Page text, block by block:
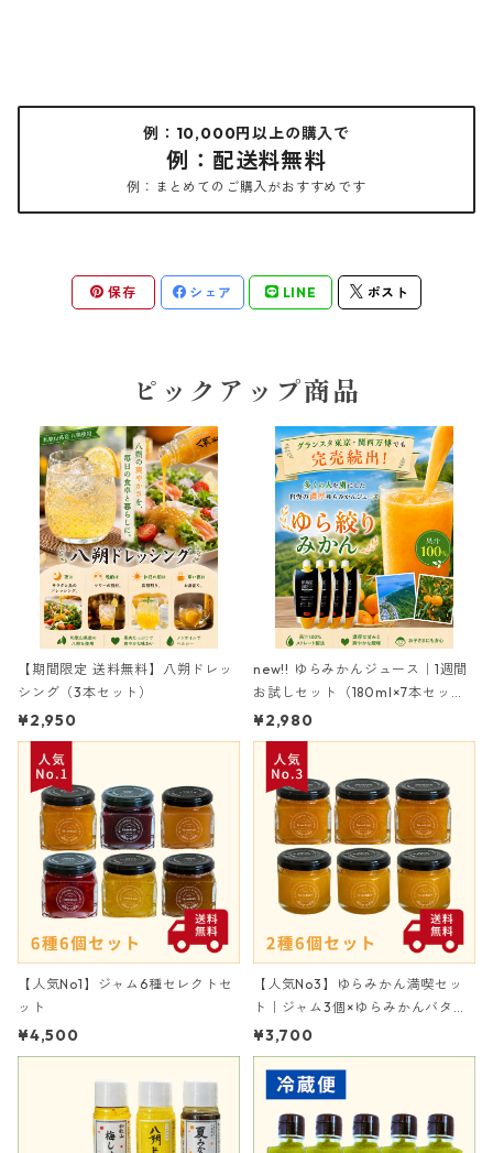
例：10,000円以上の購入で
例：配送料無料
例：まとめてのご購入がおすすめです
保存 シェア LINE ポスト
ピックアップ商品
【期間限定 送料無料】八朔ドレッ
シング（3本セット）
¥2,950
new!! ゆらみかんジュース｜1週間
お試しセット（180ml×7本セッ
ト）
¥2,980
【人気No1】ジャム6種セレクトセ
ット
¥4,500
【人気No3】ゆらみかん満喫セッ
ト｜ジャム3個×ゆらみかんバター
3個
¥3,700